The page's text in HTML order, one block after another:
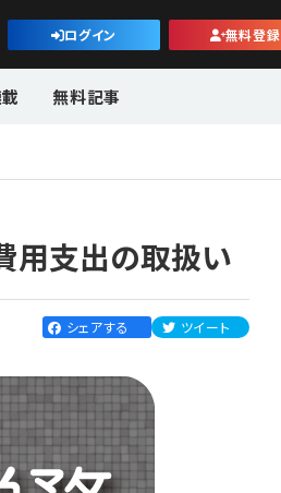
公益・一般法人オンライン
ログイン 無料登録
無料記事
用支出の取扱い
シェアする ツイート